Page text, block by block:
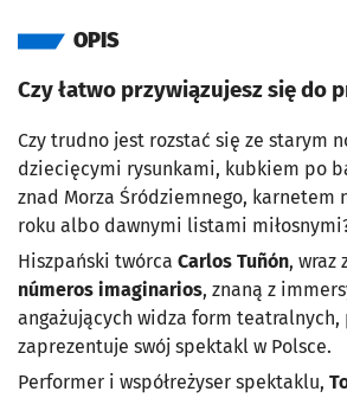
OPIS
Czy łatwo przywiązujesz się do
Czy trudno jest rozstać się ze starym
dziecięcymi rysunkami, kubkiem po
znad Morza Śródziemnego, karnetem
roku albo dawnymi listami
Hiszpański twórca Carlos Tuñón, wraz
números imaginarios, znaną z
angażujących widza form teatralnych,
zaprezentuje swój spektakl w Polsce.
Performer i współreżyser spektaklu,